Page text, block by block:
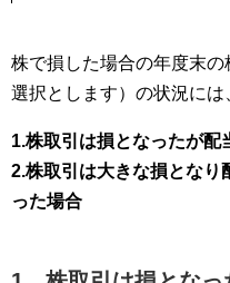
株で損した場合の年度末
選択とします）の状況には
1.株取引は損となったが配
2.株取引は大きな損となり
った場合